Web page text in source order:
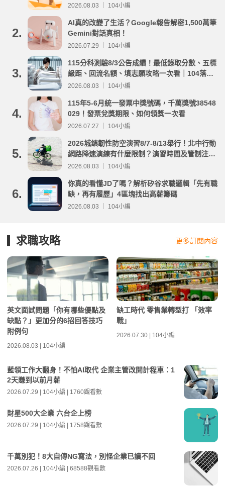
2026.08.03 ｜ 104小編
2.
AI真的改變了生活？Google報告解密1,500萬筆
Gemini對話真相！
2026.07.29 ｜ 104小編
3.
115分科測驗8/3公告成績！最低錄取分數、五標
級距、回流名額、填志願攻略一次看｜104落點
分析
2026.08.03 ｜ 104小編
4.
115年5-6月統一發票中獎號碼，千萬獎號38548
029！發票兌獎期限、如何領獎一次看
2026.07.27 ｜ 104小編
5.
2026城鎮韌性防空演習8/7-8/13舉行！北中行動
網路降速演練有什麼限制？演習時間及管制注意
事項整理
2026.08.03 ｜ 104小編
6.
你真的看懂JD了嗎？解析矽谷求職邏輯「先有職
缺，再有履歷」4區塊找出高薪籌碼
2026.08.03 ｜ 104小編
求職攻略 更多訂閱內容
英文面試問題「你有哪些優點及
缺點？」更加分的6招回答技巧
附例句
2026.08.03 | 104小編
缺工時代 零售業轉型打 「效率
戰」
2026.07.30 | 104小編
藍領工作大翻身！不怕AI取代 企業主管改開計程車：1
2天賺到以前月薪
2026.07.29 | 104小編 | 1760觀看數
財星500大企業 六台企上榜
2026.07.29 | 104小編 | 1758觀看數
千萬別犯！8大自傳NG寫法，別怪企業已讀不回
2026.07.26 | 104小編 | 68588觀看數